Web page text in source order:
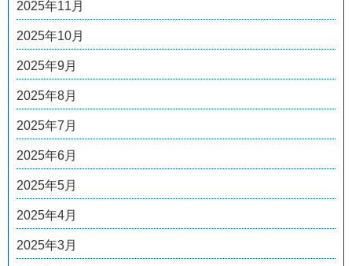
2025年11月
2025年10月
2025年9月
2025年8月
2025年7月
2025年6月
2025年5月
2025年4月
2025年3月